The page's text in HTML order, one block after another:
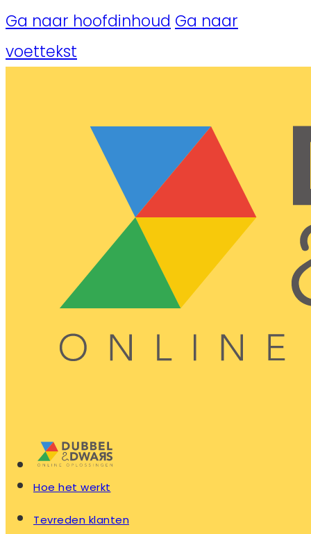
Ga naar hoofdinhoud Ga naar
voettekst
Hoe het werkt
Tevreden klanten